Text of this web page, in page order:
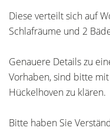
Diese verteilt sich auf
Schlafräume und 2
Genauere Details zu
Vorhaben, sind bitte
Hückelhoven zu klären.
Bitte haben Sie